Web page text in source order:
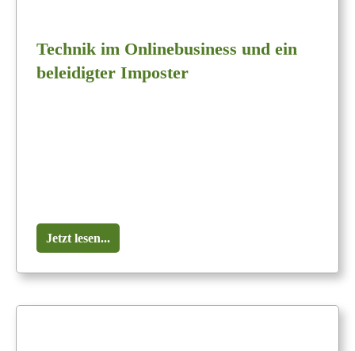
Technik im Onlinebusiness und ein
beleidigter Imposter
Jetzt lesen...